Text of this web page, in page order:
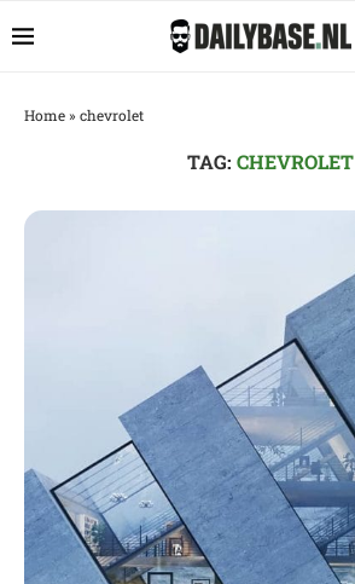
Home» chevrolet
TAG: CHEVROLET